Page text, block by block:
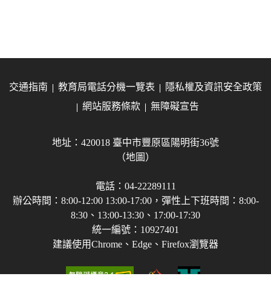
交通指南 教育局電話分機一覽表
隱私權及資訊安全政策
網站服務條款
無障礙宣告
地址：420018 臺中市豐原區陽明街36號
（地圖）
電話：04-22289111
辦公時間：8:00-12:00 13:00-17:00，彈性上下班時間：8:00-
8:30、13:00-13:30、17:00-17:30
統一編號：10927401
建議使用Chrome、Edge、Firefox瀏覽器